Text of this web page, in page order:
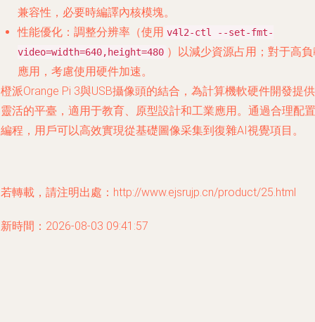
兼容性，必要時編譯內核模塊。
性能優化：調整分辨率（使用 v4l2-ctl --set-fmt-
video=width=640,height=480 ）以減少資源占用；對于高
應用，考慮使用硬件加速。
派Orange Pi 3與USB攝像頭的結合，為計算機軟硬件開發提供
活的平臺，適用于教育、原型設計和工業應用。通過合理配置
程，用戶可以高效實現從基礎圖像采集到復雜AI視覺項目。
轉載，請注明出處：http://www.ejsrujp.cn/product/25.html
時間：2026-08-03 09:41:57